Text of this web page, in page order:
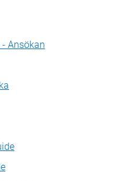
Ansökan